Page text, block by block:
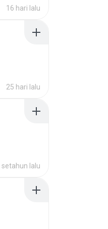
16 hari lalu
25 hari lalu
setahun lalu